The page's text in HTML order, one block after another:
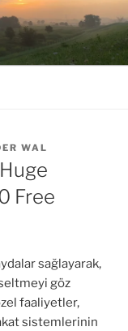
WAL
Huge
Free
sağlayarak,
göz
faaliyetler,
sistemlerinin